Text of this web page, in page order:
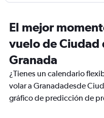
El mejor
vuelo de Ciudad
Granada
¿Tienes un calendario
volar a Granadadesde
gráfico de predicción de